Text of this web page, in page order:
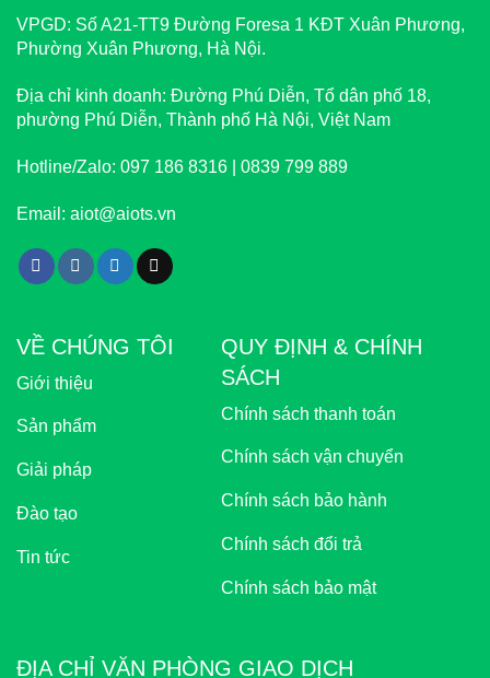
VPGD: Số A21-TT9 Đường Foresa 1 KĐT Xuân Phương,
Phường Xuân Phương, Hà Nội.
Địa chỉ kinh doanh: Đường Phú Diễn, Tổ dân phố 18,
phường Phú Diễn, Thành phố Hà Nội, Việt Nam
Hotline/Zalo: 097 186 8316 | 0839 799 889
Email: aiot@aiots.vn
VỀ CHÚNG TÔI
Giới thiệu
Sản phẩm
Giải pháp
Đào tạo
Tin tức
QUY ĐỊNH & CHÍNH
SÁCH
Chính sách thanh toán
Chính sách vận chuyển
Chính sách bảo hành
Chính sách đổi trả
Chính sách bảo mật
ĐỊA CHỈ VĂN PHÒNG GIAO DỊCH